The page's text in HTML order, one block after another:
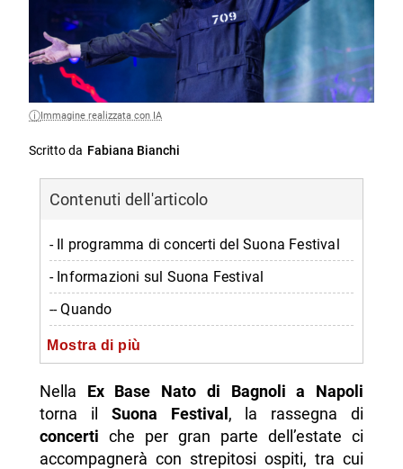
Immagine realizzata con IA
Scritto da Fabiana Bianchi
Contenuti dell'articolo
- Il programma di concerti del Suona Festival
- Informazioni sul Suona Festival
-- Quando
-- Dove
-- Contatti
-- Scopri di più da Napolike.it
Mostra di più
Nella Ex Base Nato di Bagnoli a Napoli
torna il Suona Festival, la rassegna di
concerti che per gran parte dell’estate ci
accompagnerà con strepitosi ospiti, tra cui